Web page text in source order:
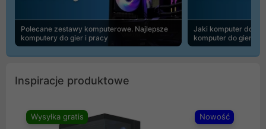
Polecane zestawy komputerowe. Najlepsze
komputery do gier i pracy
Jaki komputer do
komputer do gier |
Inspiracje produktowe
Wysyłka gratis Nowość